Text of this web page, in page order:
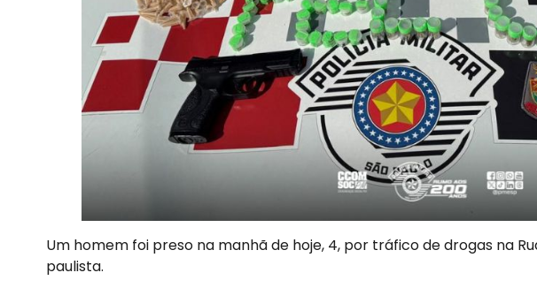
Um homem foi preso na manhã de hoje, 4, por tráfico de drogas na
paulista.